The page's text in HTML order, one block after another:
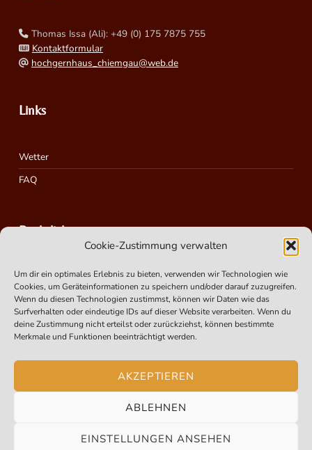
Cookie-Zustimmung verwalten
Um dir ein optimales Erlebnis zu bieten, verwenden wir Technologien wie
Cookies, um Geräteinformationen zu speichern und/oder darauf zuzugreifen.
Wenn du diesen Technologien zustimmst, können wir Daten wie das
Surfverhalten oder eindeutige IDs auf dieser Website verarbeiten. Wenn du
deine Zustimmung nicht erteilst oder zurückziehst, können bestimmte
Merkmale und Funktionen beeinträchtigt werden.
AKZEPTIEREN
ABLEHNEN
EINSTELLUNGEN ANSEHEN
Thomas Issa (Ali): +49 (0) 175 7875 755
Kontaktformular
hochgernhaus_chiemgau@web.de
Links
Wetter
FAQ
Rechtliches
Impressum
Cookie-Richtlinie – Cookie Policy (EU)
Datenschutzerklärung